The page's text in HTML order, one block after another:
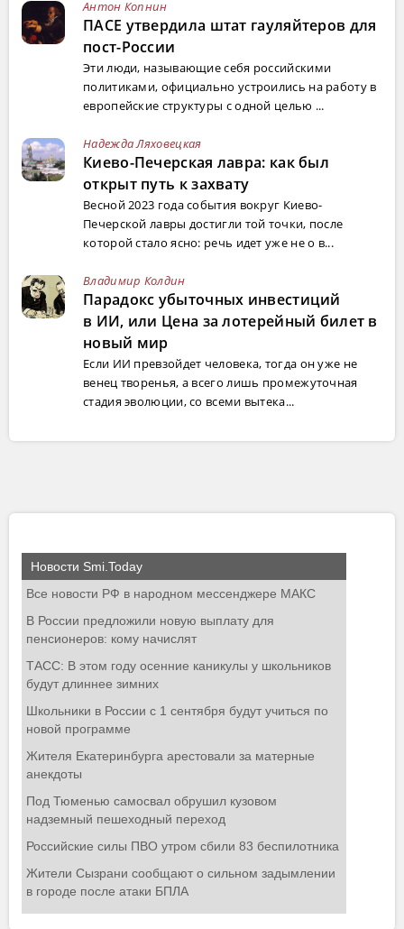
Антон Копнин
ПАСЕ утвердила штат гауляйтеров для
пост-России
Эти люди, называющие себя российскими
политиками, официально устроились на работу в
европейские структуры с одной целью ...
Надежда Ляховецкая
Киево-Печерская лавра: как был
открыт путь к захвату
Весной 2023 года события вокруг Киево-
Печерской лавры достигли той точки, после
которой стало ясно: речь идет уже не о в...
Владимир Колдин
Парадокс убыточных инвестиций
в ИИ, или Цена за лотерейный билет в
новый мир
Если ИИ превзойдет человека, тогда он уже не
венец творенья, а всего лишь промежуточная
стадия эволюции, со всеми вытека...